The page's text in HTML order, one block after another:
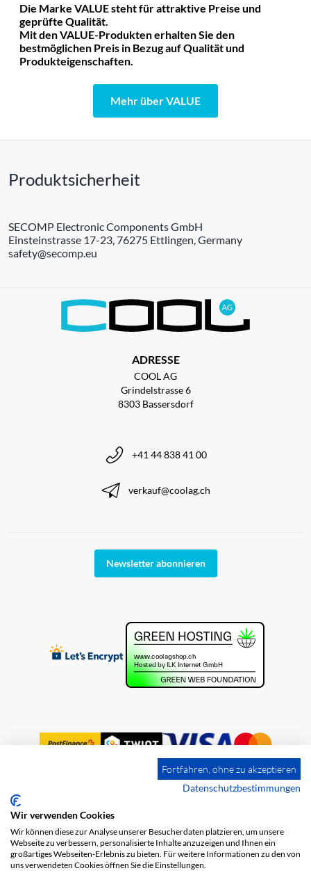
Die Marke VALUE steht für attraktive Preise und
geprüfte Qualität.
Mit den VALUE-Produkten erhalten Sie den
bestmöglichen Preis in Bezug auf Qualität und
Produkteigenschaften.
Mehr über VALUE
Produktsicherheit
SECOMP Electronic Components GmbH
Einsteinstrasse 17-23, 76275 Ettlingen, Germany
safety@secomp.eu
ADRESSE
COOL AG
Grindelstrasse 6
8303 Bassersdorf
+41 44 838 41 00
verkauf@coolag.ch
Newsletter abonnieren
Impressum
Datenschutz
Fortfahren, ohne zu akzeptieren
Datenschutzbestimmungen
Wir verwenden Cookies
Wir können diese zur Analyse unserer Besucherdaten platzieren, um unsere
Webseite zu verbessern, personalisierte Inhalte anzuzeigen und Ihnen ein
großartiges Webseiten-Erlebnis zu bieten. Für weitere Informationen zu den von
uns verwendeten Cookies öffnen Sie die Einstellungen.